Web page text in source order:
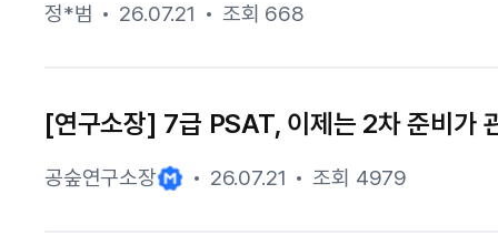
정*범 26.07.21 조회 668
[연구소장] 7급 PSAT, 이제는 2차 준비가
공숲연구소장 26.07.21 조회 4979